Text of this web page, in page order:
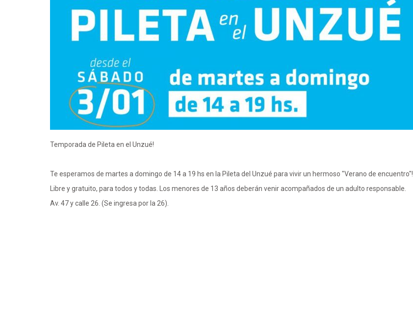
Temporada de Pileta en el Unzué!
Te esperamos de martes a domingo de 14 a 19 hs en la Pileta del Unzué para vivir un hermoso "Verano de encuentro"!
Libre y gratuito, para todos y todas. Los menores de 13 años deberán venir acompañados de un adulto responsable.
Av. 47 y calle 26. (Se ingresa por la 26).